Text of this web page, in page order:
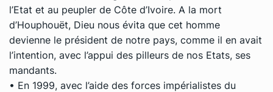
l’Etat et au peupler de Côte d’Ivoire. A la mort
d’Houphouët, Dieu nous évita que cet homme
devienne le président de notre pays, comme il en avait
l’intention, avec l’appui des pilleurs de nos Etats, ses
mandants.
• En 1999, avec l’aide des forces impérialistes du